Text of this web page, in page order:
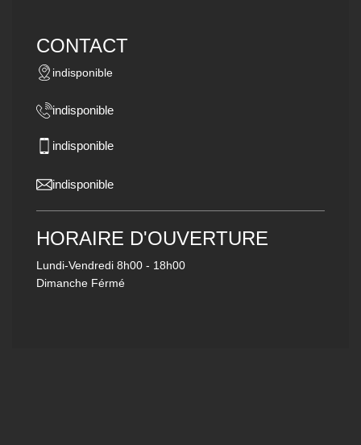
CONTACT
indisponible
indisponible
indisponible
indisponible
HORAIRE D'OUVERTURE
Lundi-Vendredi 8h00 - 18h00
Dimanche Férmé